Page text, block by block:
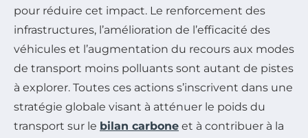
pour réduire cet impact. Le renforcement des
infrastructures, l’amélioration de l’efficacité des
véhicules et l’augmentation du recours aux modes
de transport moins polluants sont autant de pistes
à explorer. Toutes ces actions s’inscrivent dans une
stratégie globale visant à atténuer le poids du
transport sur le bilan carbone et à contribuer à la